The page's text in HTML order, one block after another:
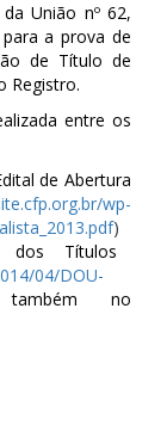
União nº 62,
a prova de
de Título de
Registro.
entre os
de Abertura
wp-
3.pdf)
dos Títulos
04/DOU-
no